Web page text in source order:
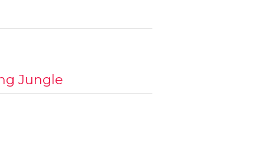
Jungle